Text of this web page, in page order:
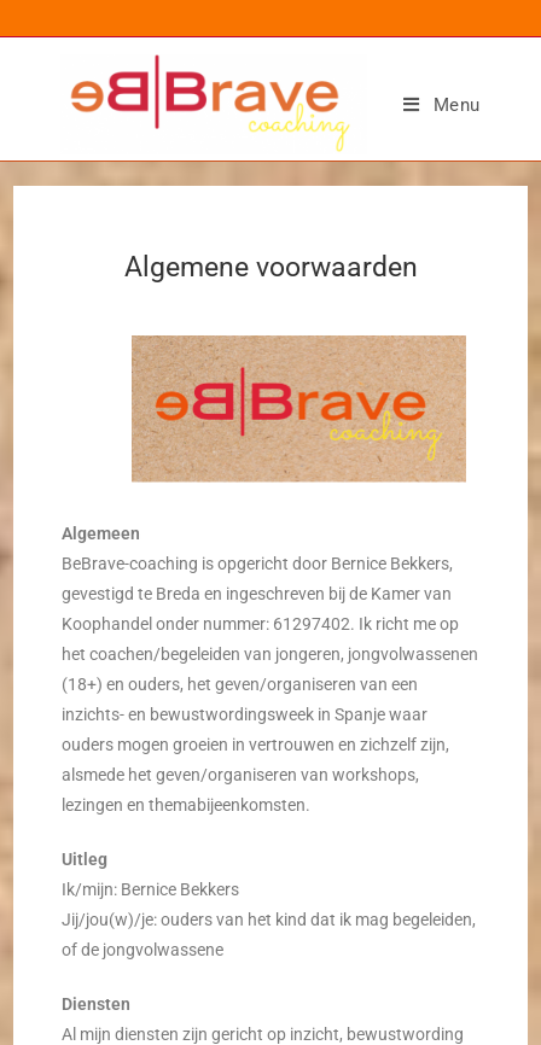
Menu
Algemene voorwaarden
Algemeen
BeBrave-coaching is opgericht door Bernice Bekkers,
gevestigd te Breda en ingeschreven bij de Kamer van
Koophandel onder nummer: 61297402. Ik richt me op
het coachen/begeleiden van jongeren, jongvolwassenen
(18+) en ouders, het geven/organiseren van een
inzichts- en bewustwordingsweek in Spanje waar
ouders mogen groeien in vertrouwen en zichzelf zijn,
alsmede het geven/organiseren van workshops,
lezingen en themabijeenkomsten.
Uitleg
Ik/mijn: Bernice Bekkers
Jij/jou(w)/je: ouders van het kind dat ik mag begeleiden,
of de jongvolwassene
Diensten
Al mijn diensten zijn gericht op inzicht, bewustwording